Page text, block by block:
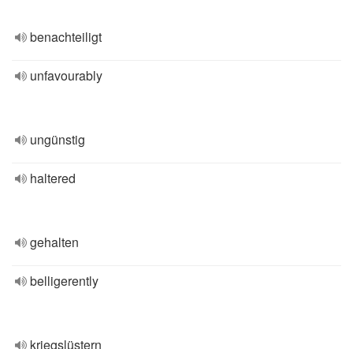
benachteiligt
unfavourably
ungünstig
haltered
gehalten
belligerently
kriegslüstern